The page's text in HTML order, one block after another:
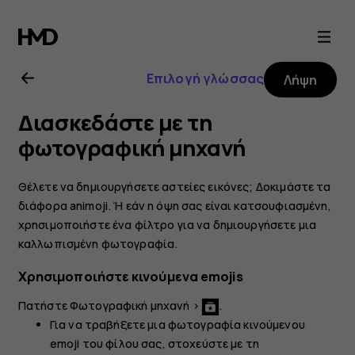
Οδηγίες
χρήσης
Nokia
8.1
Επιλογή γλώσσας Λήψη
Διασκεδάστε με τη
φωτογραφική μηχανή
Θέλετε να δημιουργήσετε αστείες εικόνες; Δοκιμάστε τα
διάφορα animoji. Ή εάν η όψη σας είναι κατσουφιασμένη,
χρησιμοποιήστε ένα φίλτρο για να δημιουργήσετε μια
καλλωπισμένη φωτογραφία.
Χρησιμοποιήστε κινούμενα emojis
ΠατήστεΦωτογραφική μηχανή >
.
Για να τραβήξετε μια φωτογραφία κινούμενου
emoji του φίλου σας, στοχεύστε με τη